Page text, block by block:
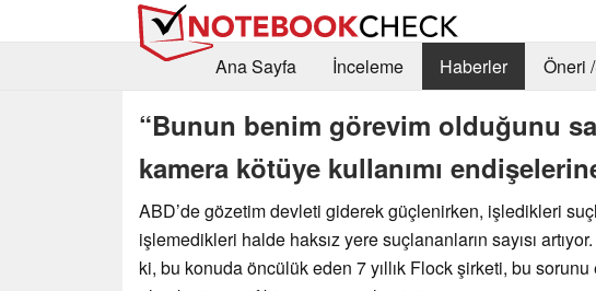
Ana Sayfa
İnceleme Haberler Öneri
“Bunun benim görevim olduğunu
kamera kötüye kullanımı
ABD’de gözetim devleti giderek güçlenirken, işledikleri
işlemedikleri halde haksız yere suçlananların sayısı
ki, bu konuda öncülük eden 7 yıllık Flock şirketi, bu sorunu